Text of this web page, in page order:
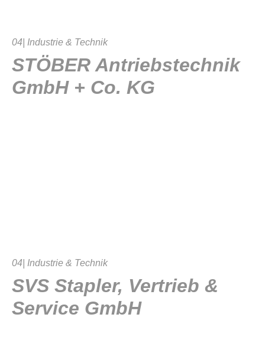
04| Industrie & Technik
STÖBER Antriebstechnik
GmbH + Co. KG
04| Industrie & Technik
SVS Stapler, Vertrieb &
Service GmbH